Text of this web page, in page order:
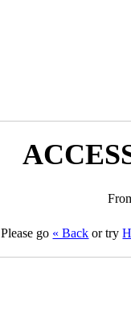
Please go « Back or try